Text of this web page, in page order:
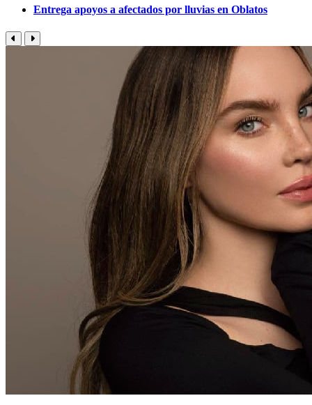
Entrega apoyos a afectados por lluvias en Oblatos